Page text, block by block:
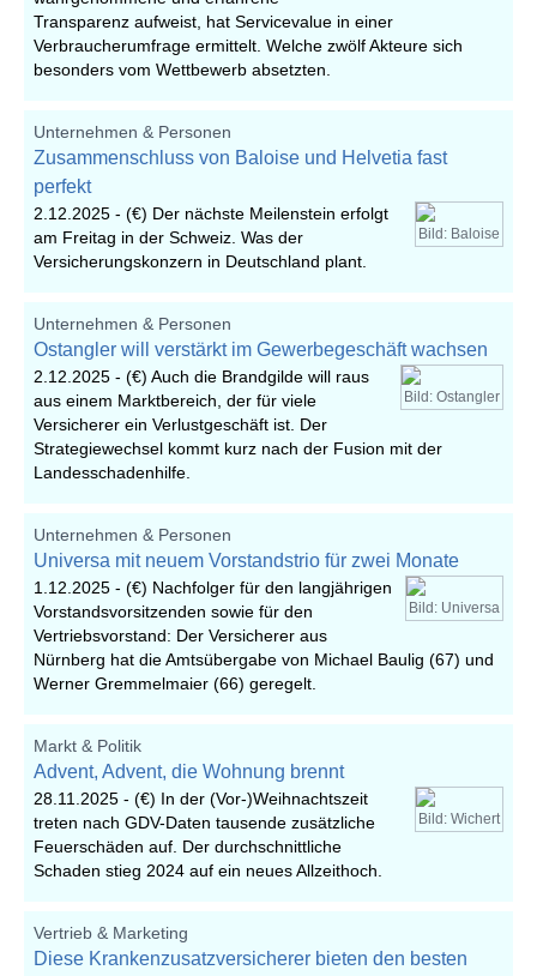
Transparenz aufweist, hat Servicevalue in einer
Verbraucherumfrage ermittelt. Welche zwölf Akteure sich
besonders vom Wettbewerb absetzten.
Unternehmen & Personen
Zusammenschluss von Baloise und Helvetia fast
perfekt
Bild: Baloise
2.12.2025 - (€) Der nächste Meilenstein erfolgt
am Freitag in der Schweiz. Was der
Versicherungskonzern in Deutschland plant.
Unternehmen & Personen
Ostangler will verstärkt im Gewerbegeschäft wachsen
Bild: Ostangler
2.12.2025 - (€) Auch die Brandgilde will raus
aus einem Marktbereich, der für viele
Versicherer ein Verlustgeschäft ist. Der
Strategiewechsel kommt kurz nach der Fusion mit der
Landesschadenhilfe.
Unternehmen & Personen
Universa mit neuem Vorstandstrio für zwei Monate
Bild: Universa
1.12.2025 - (€) Nachfolger für den langjährigen
Vorstandsvorsitzenden sowie für den
Vertriebsvorstand: Der Versicherer aus
Nürnberg hat die Amtsübergabe von Michael Baulig (67) und
Werner Gremmelmaier (66) geregelt.
Markt & Politik
Advent, Advent, die Wohnung brennt
Bild: Wichert
28.11.2025 - (€) In der (Vor-)Weihnachtszeit
treten nach GDV-Daten tausende zusätzliche
Feuerschäden auf. Der durchschnittliche
Schaden stieg 2024 auf ein neues Allzeithoch.
Vertrieb & Marketing
Diese Krankenzusatzversicherer bieten den besten